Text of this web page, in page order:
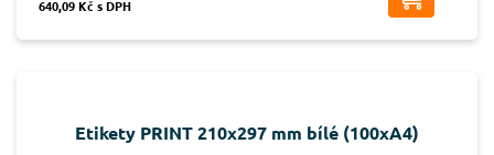
640,09 Kč s DPH
Etikety PRINT 210x297 mm bílé (100xA4)